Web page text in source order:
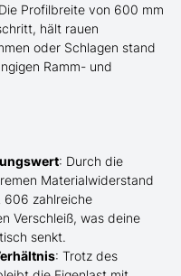
Profilbreite von 600 mm
hält rauen
oder Schlagen stand
Ramm- und
: Durch die
Materialwiderstand
606 zahlreiche
Verschleiß, was deine
senkt.
: Trotz des